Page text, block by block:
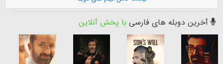
آخرین دوبله های فارسی با پخش آنلاین